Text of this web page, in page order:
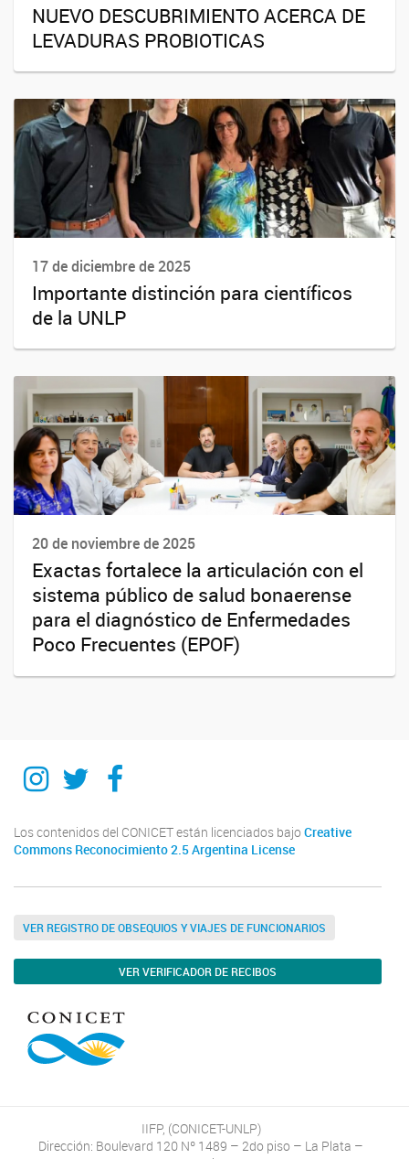
NUEVO DESCUBRIMIENTO ACERCA DE
LEVADURAS PROBIOTICAS
17 de diciembre de 2025
Importante distinción para científicos
de la UNLP
20 de noviembre de 2025
Exactas fortalece la articulación con el
sistema público de salud bonaerense
para el diagnóstico de Enfermedades
Poco Frecuentes (EPOF)
Instagram
TwitterFacebook
Los contenidos del CONICET están licenciados bajo Creative
Commons Reconocimiento 2.5 Argentina License
VER REGISTRO DE OBSEQUIOS Y VIAJES DE FUNCIONARIOS
VER VERIFICADOR DE RECIBOS
IIFP, (CONICET-UNLP)
Dirección: Boulevard 120 Nº 1489 – 2do piso – La Plata –